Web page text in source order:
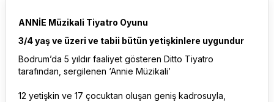
ANNİE Müzikali Tiyatro Oyunu
3/4 yaş ve üzeri ve tabii bütün yetişkinlere uygundur
Bodrum’da 5 yıldır faaliyet gösteren Ditto Tiyatro
tarafından, sergilenen ‘Annie Müzikali’
12 yetişkin ve 17 çocuktan oluşan geniş kadrosuyla,